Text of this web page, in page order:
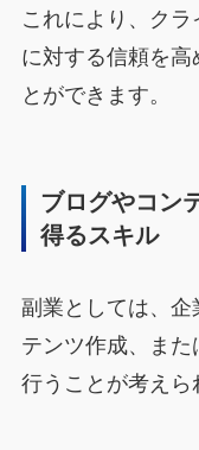
これにより、ク
に対する信頼を高
とができます。
ブログやコン
得るスキル
副業としては、
テンツ作成、ま
行うことが考えら